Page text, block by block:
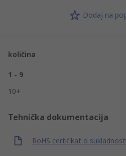
Dodaj na
količina
1 - 9
10+
Tehnička dokumentacija
RoHS certifikat o sukladnosti